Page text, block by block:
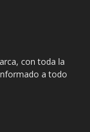
con toda la
a todo